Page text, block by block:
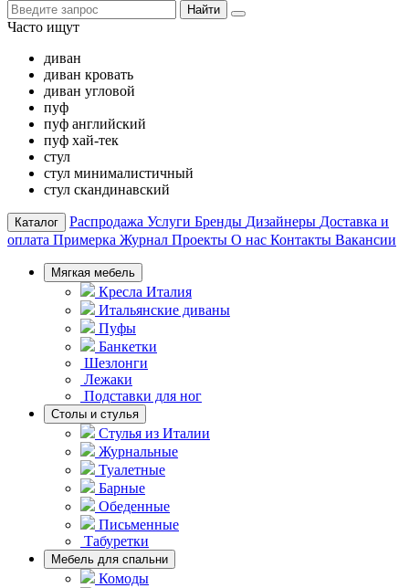
Найти
Часто ищут
диван
диван кровать
диван угловой
пуф
пуф английский
пуф хай-тек
стул
стул минималистичный
стул скандинавский
Каталог Распродажа Услуги Бренды Дизайнеры Доставка и
оплата Примерка Журнал Проекты О нас Контакты Вакансии
Мягкая мебель
Кресла Италия
Итальянские диваны
Пуфы
Банкетки
Шезлонги
Лежаки
Подставки для ног
Столы и стулья
Стулья из Италии
Журнальные
Туалетные
Барные
Обеденные
Письменные
Табуретки
Мебель для спальни
Комоды